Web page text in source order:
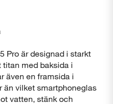
Pro är designad i starkt
med baksida i
även en framsida i
än vilket smartphoneglas
vatten, stänk och